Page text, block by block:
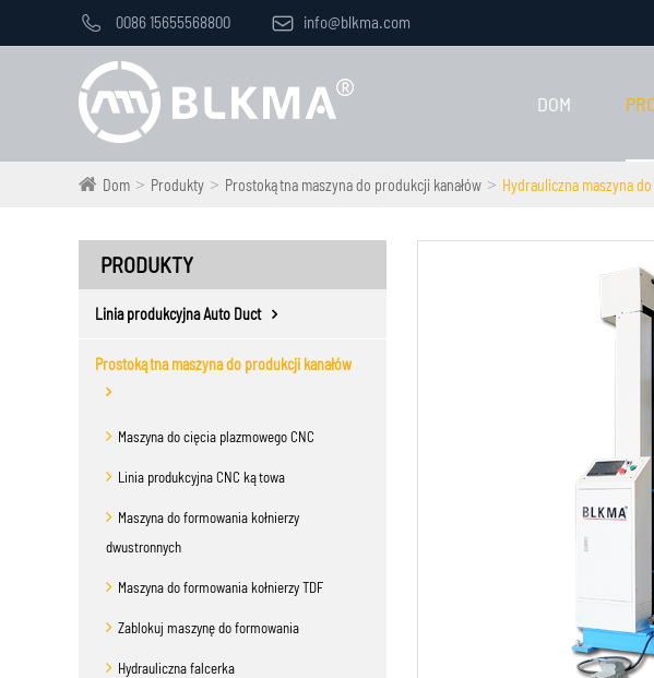
 0086 15655568800  info@blkma.com
DOM
Dom Produkty Prostokątna maszyna do produkcji kanałów Hydrauliczna maszyna
PRODUKTY
Linia produkcyjna Auto Duct
Prostokątna maszyna do produkcji kanałów
Maszyna do cięcia plazmowego CNC
Linia produkcyjna CNC kątowa
Maszyna do formowania kołnierzy
dwustronnych
Maszyna do formowania kołnierzy TDF
Zablokuj maszynę do formowania
Hydrauliczna falcerka